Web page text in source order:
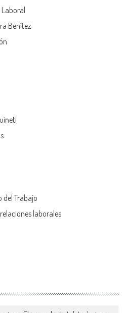
Benítez
del Trabajo
laborales